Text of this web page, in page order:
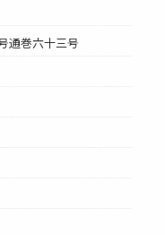
通巻六十三号